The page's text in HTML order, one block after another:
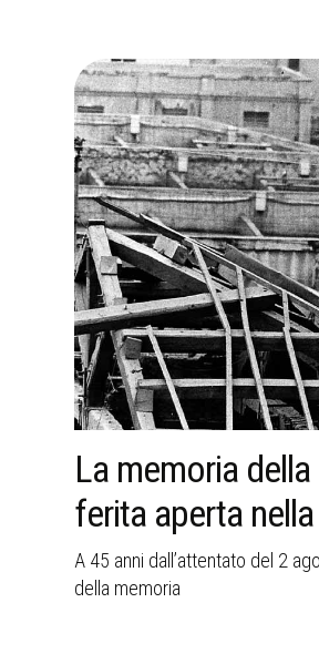
Tina Anselmi, la
Repubblica
Dalla Resistenza alla
riforme e senso dello Stato